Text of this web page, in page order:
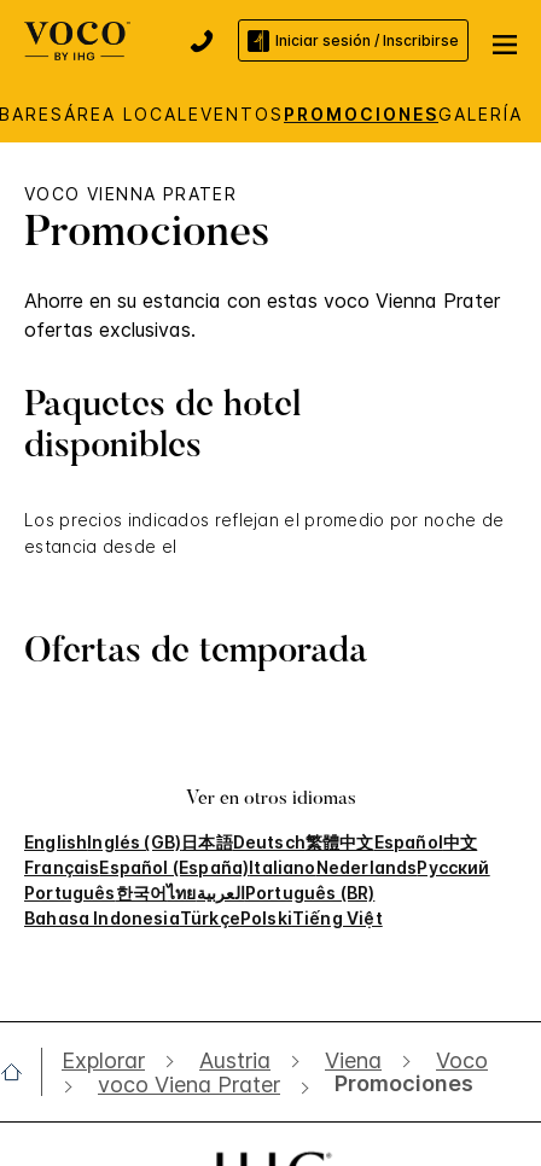
Iniciar sesión / Inscribirse
ÁREA LOCALEVENTOS PROMOCIONESGALERÍA
VOCO VIENNA PRATER
Promociones
Ahorre en su estancia con estas voco Vienna Prater
ofertas exclusivas.
Paquetes de hotel
disponibles
Los precios indicados reflejan el promedio por noche de
estancia desde el
Ofertas de temporada
Ver en otros idiomas
EnglishInglés (GB)日本語Deutsch繁體中文Español中文
FrançaisEspañol (España)ItalianoNederlandsРусский
Português한국어ไทยالعربيةPortuguês (BR)
Bahasa IndonesiaTürkçePolskiTiếng Việt
Explorar Austria Viena
Voco
voco Viena Prater
Promociones